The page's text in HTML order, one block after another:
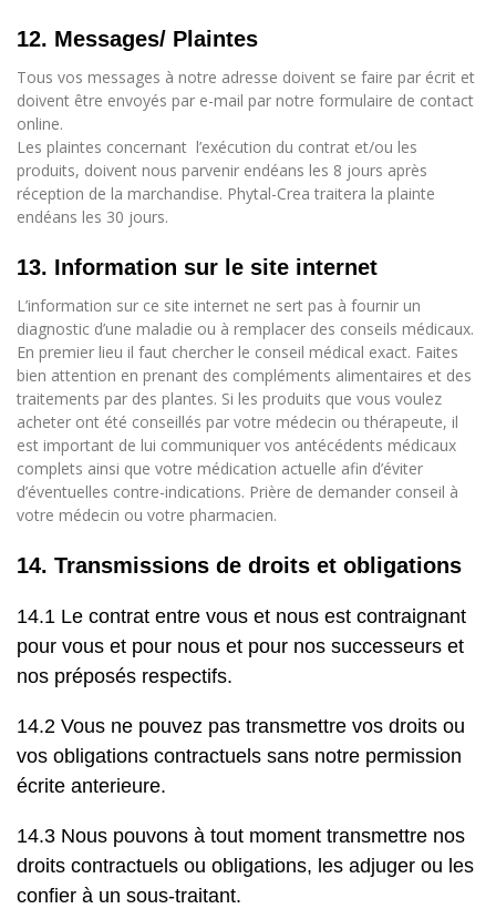
12. Messages/ Plaintes
Tous vos messages à notre adresse doivent se faire par écrit et
doivent être envoyés par e-mail par notre formulaire de contact
online.
Les plaintes concernant l’exécution du contrat et/ou les
produits, doivent nous parvenir endéans les 8 jours après
réception de la marchandise. Phytal-Crea traitera la plainte
endéans les 30 jours.
13. Information sur le site internet
L’information sur ce site internet ne sert pas à fournir un
diagnostic d’une maladie ou à remplacer des conseils médicaux.
En premier lieu il faut chercher le conseil médical exact. Faites
bien attention en prenant des compléments alimentaires et des
traitements par des plantes. Si les produits que vous voulez
acheter ont été conseillés par votre médecin ou thérapeute, il
est important de lui communiquer vos antécédents médicaux
complets ainsi que votre médication actuelle afin d’éviter
d’éventuelles contre-indications. Prière de demander conseil à
votre médecin ou votre pharmacien.
14. Transmissions de droits et obligations
14.1 Le contrat entre vous et nous est contraignant
pour vous et pour nous et pour nos successeurs et
nos préposés respectifs.
14.2 Vous ne pouvez pas transmettre vos droits ou
vos obligations contractuels sans notre permission
écrite anterieure.
14.3 Nous pouvons à tout moment transmettre nos
droits contractuels ou obligations, les adjuger ou les
confier à un sous-traitant.